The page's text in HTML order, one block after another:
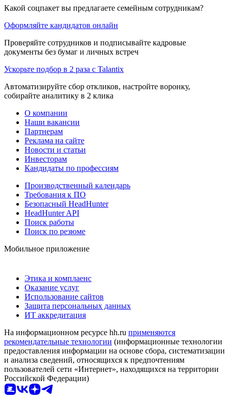
Какой соцпакет вы предлагаете семейным сотрудникам?
Оформляйте кандидатов онлайн
Проверяйте сотрудников и подписывайте кадровые
документы без бумаг и личных встреч
Ускорьте подбор в 2 раза с Talantix
Автоматизируйте сбор откликов, настройте воронку,
собирайте аналитику в 2 клика
О компании
Наши вакансии
Партнерам
Реклама на сайте
Новости и статьи
Инвесторам
Кандидаты по профессиям
Производственный календарь
Требования к ПО
Безопасный HeadHunter
HeadHunter API
Поиск работы
Поиск по резюме
Мобильное приложение
Этика и комплаенс
Оказание услуг
Использование сайтов
Защита персональных данных
ИТ аккредитация
На информационном ресурсе hh.ru применяются
рекомендательные технологии (информационные технологии
предоставления информации на основе сбора, систематизации
и анализа сведений, относящихся к предпочтениям
пользователей сети «Интернет», находящихся на территории
Российской Федерации)